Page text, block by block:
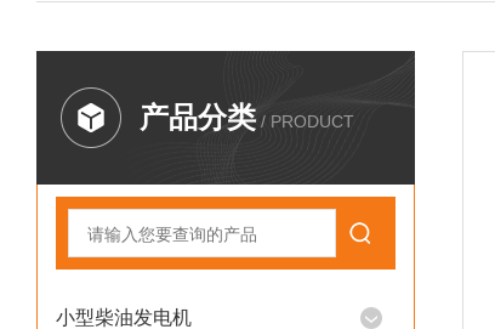
产品分类 / PRODUCT
小型柴油发电机